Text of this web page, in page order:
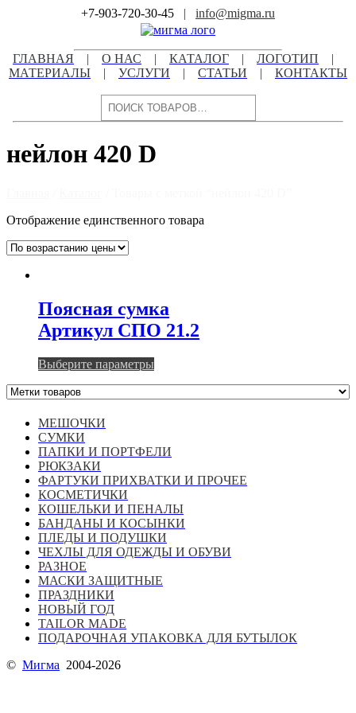
+7-903-720-30-45 | info@migma.ru
ГЛАВНАЯ | О НАС | КАТАЛОГ | ЛОГОТИП
|
МАТЕРИАЛЫ
| УСЛУГИ | СТАТЬИ | КОНТАКТЫ
Поиск
нейлон 420 D
Отображение единственного товара
Поясная сумка
Артикул СПО 21.2
Выберите параметры
можно
на
товара.
МЕШОЧКИ
СУМКИ
ПАПКИ И ПОРТФЕЛИ
РЮКЗАКИ
ФАРТУКИ ПРИХВАТКИ И ПРОЧЕЕ
КОСМЕТИЧКИ
КОШЕЛЬКИ И ПЕНАЛЫ
БАНДАНЫ И КОСЫНКИ
ПЛЕДЫ И ПОДУШКИ
ЧЕХЛЫ ДЛЯ ОДЕЖДЫ И ОБУВИ
РАЗНОЕ
МАСКИ ЗАЩИТНЫЕ
ПРАЗДНИКИ
НОВЫЙ ГОД
TAILOR MADE
ПОДАРОЧНАЯ УПАКОВКА ДЛЯ БУТЫЛОК
© Мигма 2004-2026